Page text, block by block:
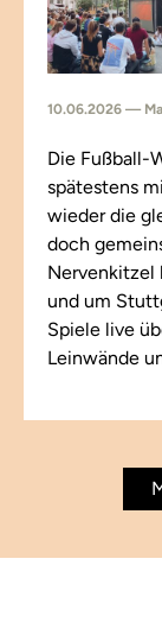
10.06.2026 —
Die Fußball-
spätestens
wieder die
doch
Nervenkitzel
und um
Spiele live
Leinwände